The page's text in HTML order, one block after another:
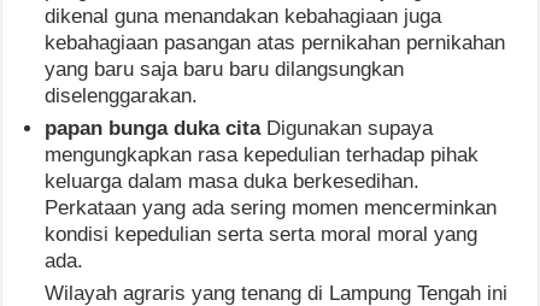
dikenal guna menandakan kebahagiaan juga
kebahagiaan pasangan atas pernikahan pernikahan
yang baru saja baru baru dilangsungkan
diselenggarakan.
papan bunga duka cita Digunakan supaya
mengungkapkan rasa kepedulian terhadap pihak
keluarga dalam masa duka berkesedihan.
Perkataan yang ada sering momen mencerminkan
kondisi kepedulian serta serta moral moral yang
ada.
Wilayah agraris yang tenang di Lampung Tengah ini